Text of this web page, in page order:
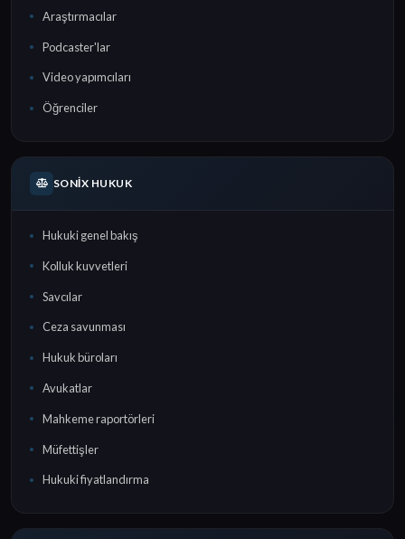
Araştırmacılar
Podcaster'lar
Video yapımcıları
Öğrenciler
SONIX HUKUK
Hukuki genel bakış
Kolluk kuvvetleri
Savcılar
Ceza savunması
Hukuk büroları
Avukatlar
Mahkeme raportörleri
Müfettişler
Hukuki fiyatlandırma